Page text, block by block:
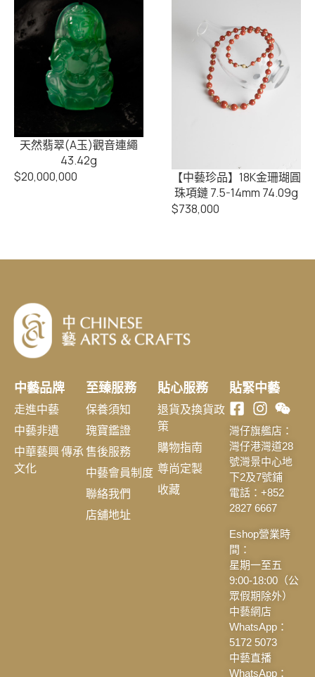
天然翡翠(A玉)觀音連繩
43.42g
$20,000,000
【中藝珍品】18K金珊瑚圓
珠項鏈 7.5-14mm 74.09g
$738,000
中藝品牌
走進中藝
中藝非遺
中華藝興 傳承
文化
至臻服務
保養須知
瑰寶鑑證
售後服務
中藝會員制度
聯絡我們
店舖地址
貼心服務
退貨及換貨政
策
購物指南
尊尚定製
收藏
貼緊中藝
灣仔旗艦店：
灣仔港灣道28
號灣景中心地
下2及7號鋪
電話：+852
2827 6667
Eshop營業時
間：
星期一至五
9:00-18:00（公
眾假期除外）
中藝網店
WhatsApp：
5172 5073
中藝直播
WhatsApp：